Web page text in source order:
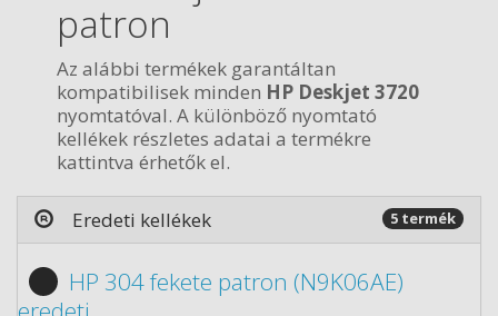
patron
Az alábbi termékek garantáltan
kompatibilisek minden HP Deskjet 3720
nyomtatóval. A különböző nyomtató
kellékek részletes adatai a termékre
kattintva érhetők el.
Eredeti kellékek 5 termék
HP 304 fekete patron (N9K06AE)